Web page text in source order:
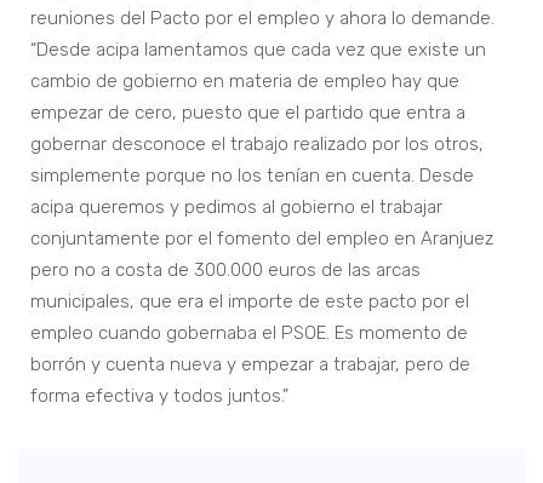
reuniones del Pacto por el empleo y ahora lo demande.
“Desde acipa lamentamos que cada vez que existe un
cambio de gobierno en materia de empleo hay que
empezar de cero, puesto que el partido que entra a
gobernar desconoce el trabajo realizado por los otros,
simplemente porque no los tenían en cuenta. Desde
acipa queremos y pedimos al gobierno el trabajar
conjuntamente por el fomento del empleo en Aranjuez
pero no a costa de 300.000 euros de las arcas
municipales, que era el importe de este pacto por el
empleo cuando gobernaba el PSOE. Es momento de
borrón y cuenta nueva y empezar a trabajar, pero de
forma efectiva y todos juntos.”